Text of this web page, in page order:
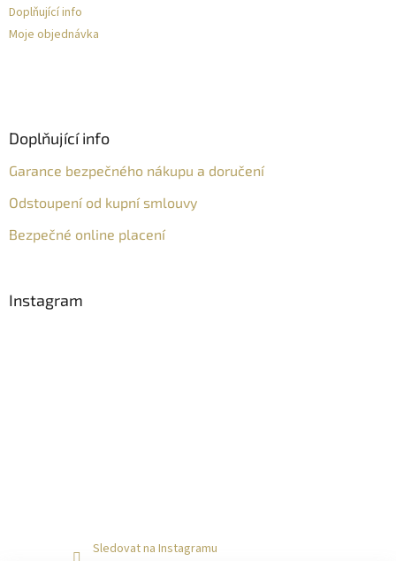
Doplňující info
Moje objednávka
Doplňující info
Garance bezpečného nákupu a doručení
Odstoupení od kupní smlouvy
Bezpečné online placení
Instagram
Sledovat na Instagramu